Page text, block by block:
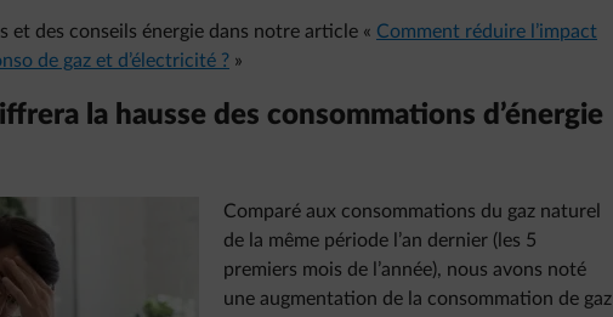
et des conseils énergie dans notre article « Comment réduire l’impact
de gaz et d’électricité ? »
la hausse des consommations d’énergie
Comparé aux consommations du gaz naturel
de la même période l’an dernier (les 5
premiers mois de l’année), nous avons noté
une augmentation de la consommation de gaz